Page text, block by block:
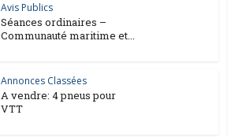
Avis Publics
Séances ordinaires –
Communauté maritime et...
Annonces Classées
A vendre: 4 pneus pour
VTT